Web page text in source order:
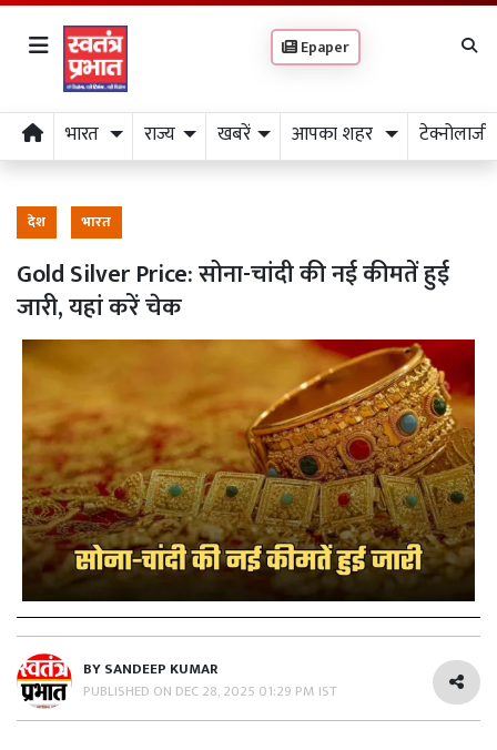
Epaper
भारत राज्य खबरें आपका शहर टेक्नोलाजी
देश भारत
Gold Silver Price: सोना-चांदी की नई कीमतें हुई
जारी, यहां करें चेक
BYSANDEEP KUMAR
PUBLISHED ON DEC 28, 2025 01:29 PM IST